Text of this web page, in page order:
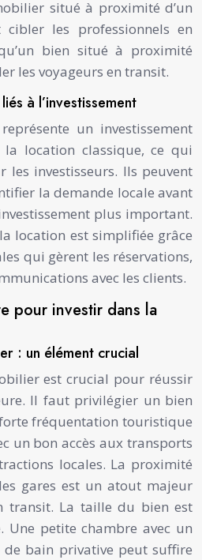
situé à proximité d’un
cibler les professionnels en
bien situé à proximité
les voyageurs en transit.
à l’investissement
un investissement
location classique, ce qui
les investisseurs. Ils peuvent
la demande locale avant
plus important.
location est simplifiée grâce
qui gèrent les réservations,
avec les clients.
pour investir dans la
: un élément crucial
est crucial pour réussir
Il faut privilégier un bien
fréquentation touristique
un bon accès aux transports
locales. La proximité
gares est un atout majeur
transit. La taille du bien est
Une petite chambre avec un
bain privative peut suffire